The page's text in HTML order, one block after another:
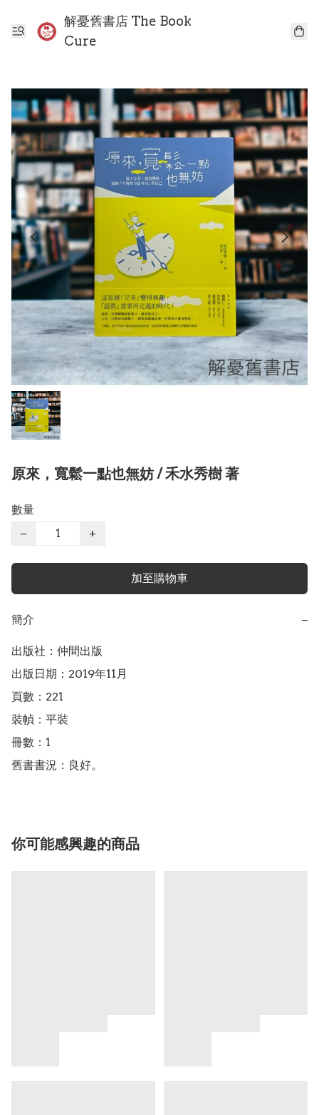
解憂舊書店 The Book
Cure
原來，寬鬆一點也無妨 / 禾水秀樹 著
數量
−
+
加至購物車
簡介 −
出版社：仲間出版
出版日期：2019年11月
頁數：221
裝幀：平裝
冊數：1
舊書書況：良好。
你可能感興趣的商品